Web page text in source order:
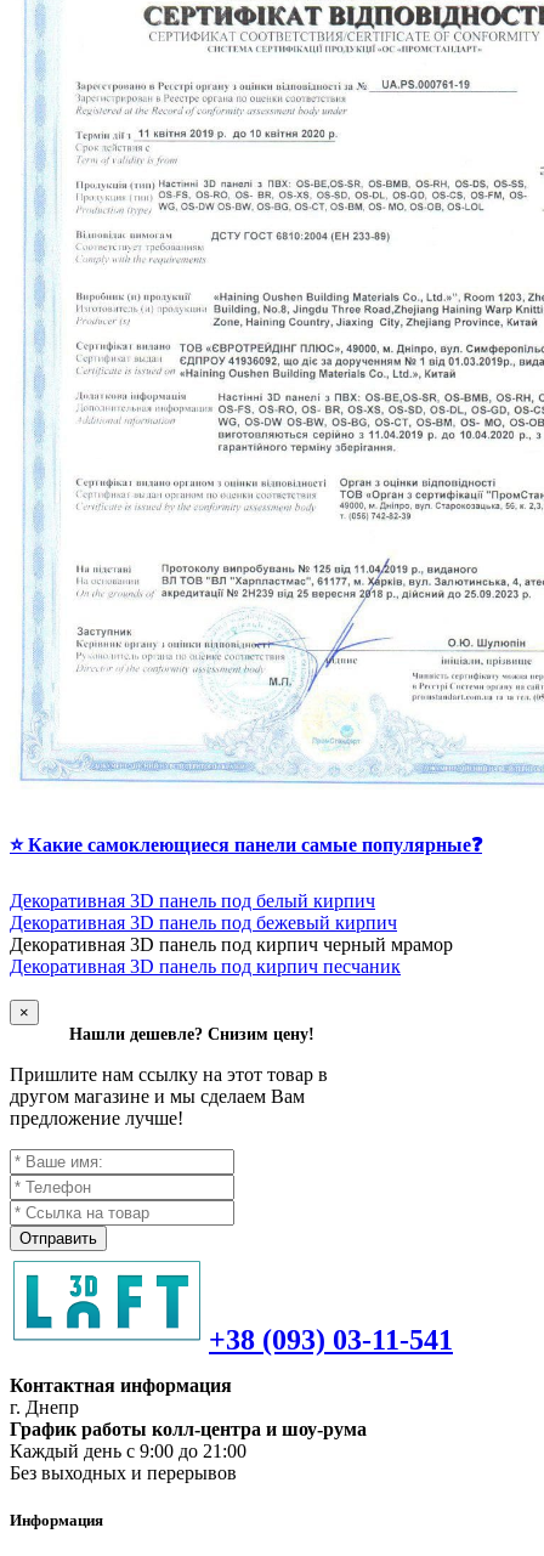
⭐ Какие самоклеющиеся панели самые популярные❓
Декоративная 3D панель под белый кирпич
Декоративная 3D панель под бежевый кирпич
Декоративная 3D панель под кирпич черный мрамор
Декоративная 3D панель под кирпич песчаник
×
Нашли дешевле? Снизим цену!
Пришлите нам ссылку на этот товар в
другом магазине и мы сделаем Вам
предложение лучше!
Отправить
+38 (093) 03-11-541
Контактная информация
г. Днепр
График работы колл-центра и шоу-рума
Каждый день с 9:00 до 21:00
Без выходных и перерывов
Информация